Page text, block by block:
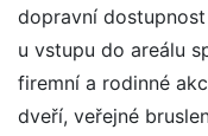
dopravní
u vstupu do areálu
firemní a rodinné
dveří, veřejné